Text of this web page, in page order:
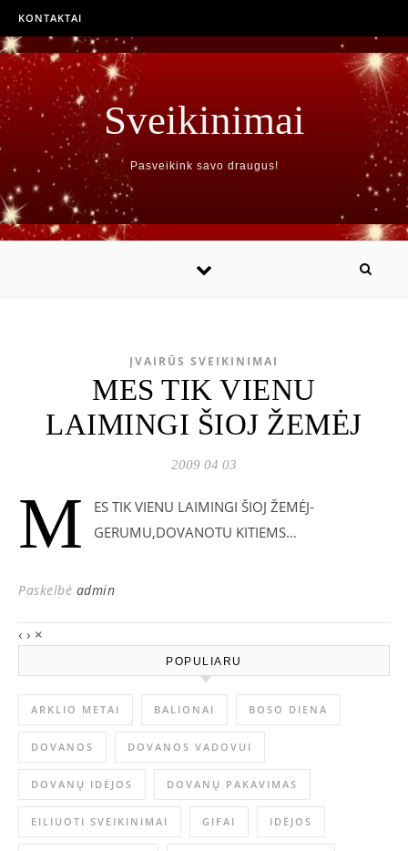
KONTAKTAI
Sveikinimai
Pasveikink savo draugus!
ĮVAIRŪS SVEIKINIMAI
MES TIK VIENU
LAIMINGI ŠIOJ ŽEMĖJ
2009 04 03
M
ES TIK VIENU LAIMINGI ŠIOJ ŽEMĖJ-
GERUMU,DOVANOTU KITIEMS…
Paskelbė admin
‹ › ×
POPULIARU
ARKLIO METAI BALIONAI BOSO DIENA
DOVANOS DOVANOS VADOVUI
DOVANŲ IDĖJOS DOVANŲ PAKAVIMAS
EILIUOTI SVEIKINIMAI GIFAI IDĖJOS